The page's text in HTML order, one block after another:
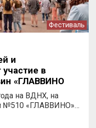
Фестиваль
и
в
«ГЛАВВИНО
на ВДНХ, на
№510 «ГЛАВВИНО»…